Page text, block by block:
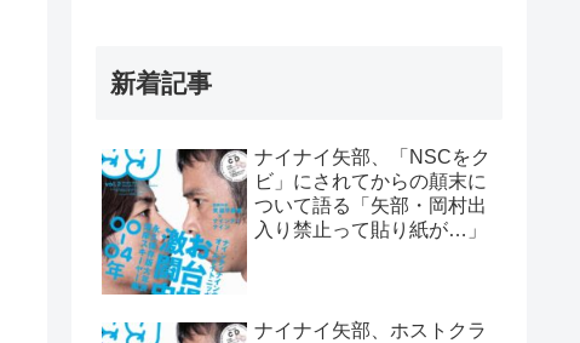
新着記事
ナイナイ矢部、「NSCをク
ビ」にされてからの顛末に
ついて語る「矢部・岡村出
入り禁止って貼り紙が…」
ナイナイ矢部、ホストクラ